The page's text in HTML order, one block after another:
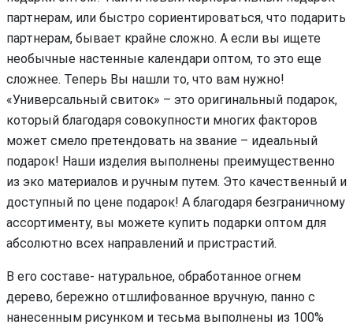
партнерам, или быстро сориентироваться, что подарить
партнерам, бывает крайне сложно. А если вы ищете
необычные настенные календари оптом, то это еще
сложнее. Теперь Вы нашли то, что вам нужно!
«Универсальный свиток» – это оригинальный подарок,
который благодаря совокупности многих факторов
может смело претендовать на звание – идеальный
подарок! Наши изделия выполнены преимущественно
из эко материалов и ручным путем. Это качественный и
доступный по цене подарок! А благодаря безграничному
ассортименту, вы можете купить подарки оптом для
абсолютно всех направлений и пристрастий.
В его составе- натуральное, обработанное огнем
дерево, бережно отшлифованное вручную, панно с
нанесенным рисунком и тесьма выполнены из 100%